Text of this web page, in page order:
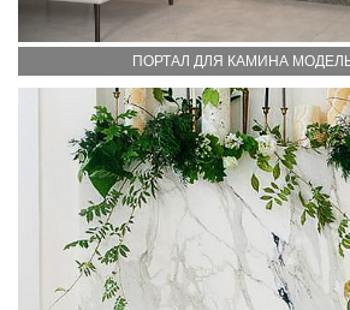
ПОРТАЛ ДЛЯ КАМИНА МОДЕЛЬ